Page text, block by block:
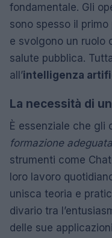
fondamentale. Gli
sono spesso il
e svolgono un ruolo
salute pubblica.
all’intelligenza
La necessità di
È essenziale che gli
formazione adeguata
strumenti come
loro lavoro
unisca teoria e
divario tra
delle sue